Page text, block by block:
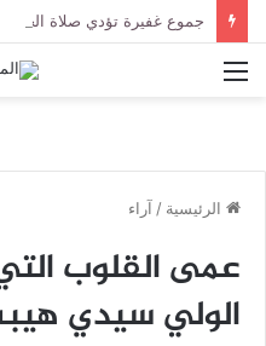
القائمة
الرئيسية / آراء
عمى القلوب
الولي سيدي